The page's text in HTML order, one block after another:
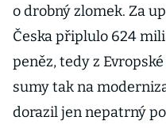
o drobný zlomek. Za
Česka připlulo 624
peněz, tedy z
sumy tak na
dorazil jen nepatrný